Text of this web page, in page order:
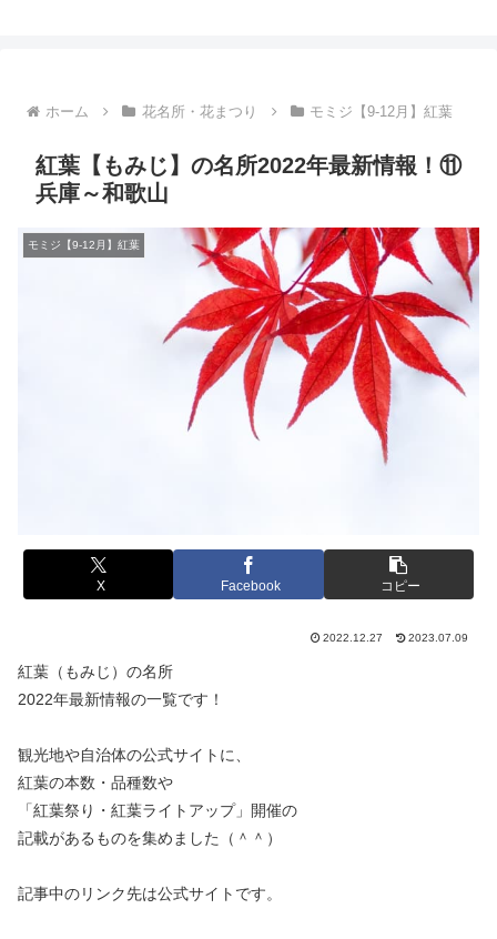
ホーム 花名所・花まつり モミジ【9-12月】紅葉
紅葉【もみじ】の名所2022年最新情報！⑪
兵庫～和歌山
モミジ【9-12月】紅葉
X Facebook コピー
2022.12.27 2023.07.09
紅葉（もみじ）の名所
2022年最新情報の一覧です！
観光地や自治体の公式サイトに、
紅葉の本数・品種数や
「紅葉祭り・紅葉ライトアップ」開催の
記載があるものを集めました（＾＾）
記事中のリンク先は公式サイトです。